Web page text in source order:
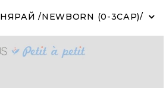
НЯРАЙ /NEWBORN (0-3САР)/